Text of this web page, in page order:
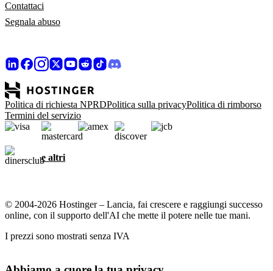
Contattaci
Segnala abuso
Politica di richiesta NPRDPolitica sulla privacyPolitica di rimborso
Termini del servizio
e altri
© 2004-2026 Hostinger – Lancia, fai crescere e raggiungi successo
online, con il supporto dell'AI che mette il potere nelle tue mani.
I prezzi sono mostrati senza IVA